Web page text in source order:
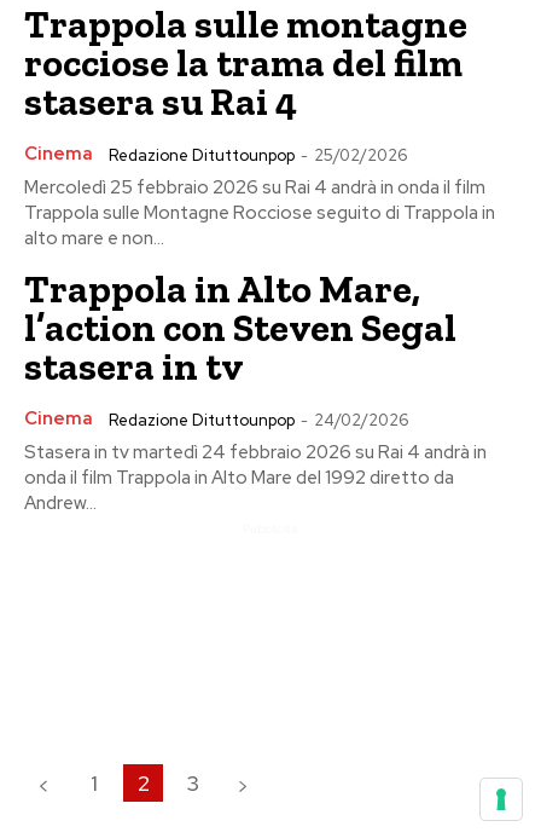
Trappola sulle montagne
rocciose la trama del film
stasera su Rai 4
Cinema Redazione Dituttounpop - 25/02/2026
Mercoledì 25 febbraio 2026 su Rai 4 andrà in onda il film
Trappola sulle Montagne Rocciose seguito di Trappola in
alto mare e non...
Trappola in Alto Mare,
l’action con Steven Segal
stasera in tv
Cinema Redazione Dituttounpop - 24/02/2026
Stasera in tv martedì 24 febbraio 2026 su Rai 4 andrà in
onda il film Trappola in Alto Mare del 1992 diretto da
Andrew...
1 2 3